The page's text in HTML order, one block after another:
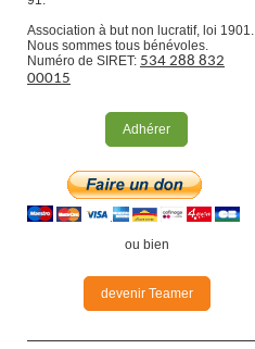
Association à but non lucratif, loi 1901.
Nous sommes tous bénévoles.
Numéro de SIRET: 534 288 832
00015
Adhérer
ou bien
devenir Teamer